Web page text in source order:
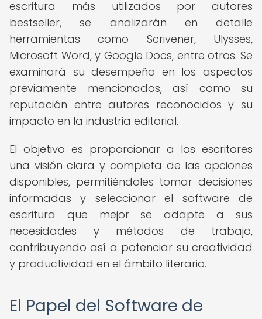
escritura más utilizados por autores
bestseller, se analizarán en detalle
herramientas como Scrivener, Ulysses,
Microsoft Word, y Google Docs, entre otros. Se
examinará su desempeño en los aspectos
previamente mencionados, así como su
reputación entre autores reconocidos y su
impacto en la industria editorial.
El objetivo es proporcionar a los escritores
una visión clara y completa de las opciones
disponibles, permitiéndoles tomar decisiones
informadas y seleccionar el software de
escritura que mejor se adapte a sus
necesidades y métodos de trabajo,
contribuyendo así a potenciar su creatividad
y productividad en el ámbito literario.
El Papel del Software de